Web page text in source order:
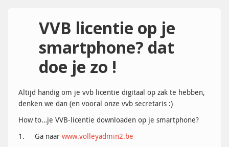
VVB licentie op je
smartphone? dat
doe je zo !
Altijd handig om je vvb licentie digitaal op zak te hebben,
denken we dan (en vooral onze vvb secretaris :)
How to…je VVB-licentie downloaden op je smartphone?
1. Ga naar www.volleyadmin2.be